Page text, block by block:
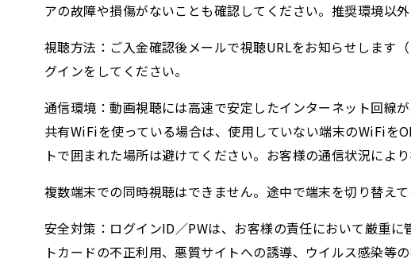
アの故障や損傷がないことも確認してください。推奨環境以
視聴方法：ご入金確認後メールで視聴URLをお知らせします
グインをしてください。
通信環境：動画視聴には高速で安定したインターネット回線
共有WiFiを使っている場合は、使用していない端末のWiFiを
トで囲まれた場所は避けてください。お客様の通信状況によ
複数端末での同時視聴はできません。途中で端末を切り替えて
安全対策：ログインID／PWは、お客様の責任において厳重
トカードの不正利用、悪質サイトへの誘導、ウイルス感染等